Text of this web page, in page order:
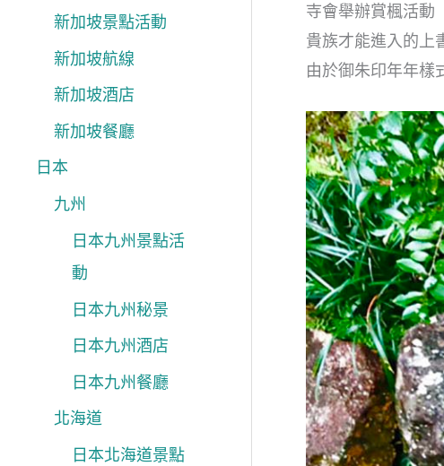
新加坡景點活動
新加坡航線
新加坡酒店
新加坡餐廳
日本
九州
日本九州景點活
動
日本九州秘景
日本九州酒店
日本九州餐廳
北海道
日本北海道景點
寺會舉辦賞楓活動
貴族才能進入的上
由於御朱印年年樣